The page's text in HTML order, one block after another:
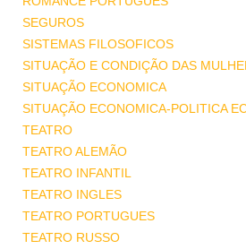
SEGUROS
SISTEMAS FILOSOFICOS
SITUAÇÃO E CONDIÇÃO DAS
SITUAÇÃO ECONOMICA
SITUAÇÃO ECONOMICA-POLITICA
TEATRO
TEATRO ALEMÃO
TEATRO INFANTIL
TEATRO INGLES
TEATRO PORTUGUES
TEATRO RUSSO